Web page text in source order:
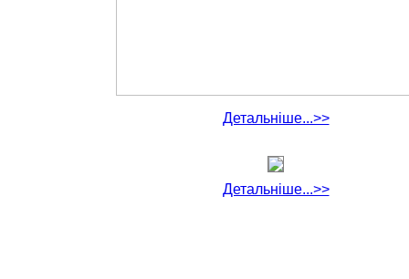
Детальніше...>>
Детальніше...>>